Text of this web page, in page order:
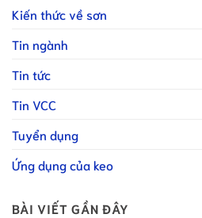
Kiến thức về sơn
Tin ngành
Tin tức
Tin VCC
Tuyển dụng
Ứng dụng của keo
BÀI VIẾT GẦN ĐÂY